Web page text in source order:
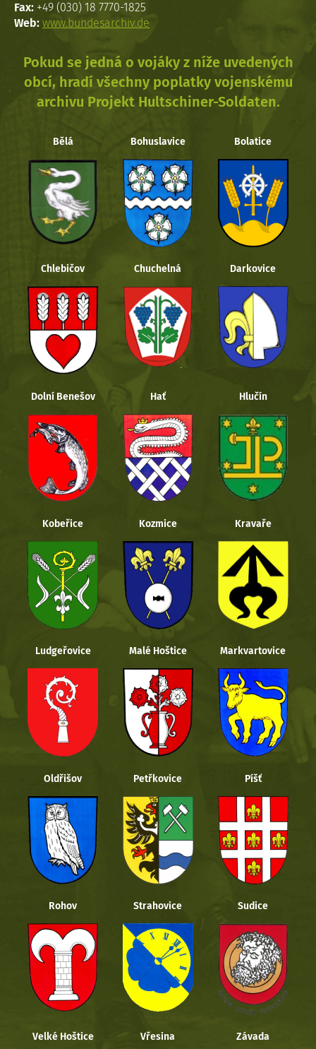
Fax: +49 (030) 18 7770-1825
Web: www.bundesarchiv.de
Pokud se jedná o vojáky z níže uvedených
obcí, hradí všechny poplatky vojenskému
archivu Projekt Hultschiner-Soldaten.
Bělá Bohuslavice Bolatice
Chlebičov Chuchelná Darkovice
Dolní Benešov Hať Hlučín
Kobeřice Kozmice Kravaře
Ludgeřovice Malé Hoštice Markvartovice
Oldřišov Petřkovice Píšť
Rohov Strahovice Sudice
Velké Hoštice Vřesina Závada